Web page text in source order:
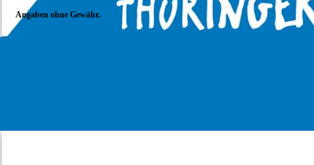
Angaben ohne Gewähr.